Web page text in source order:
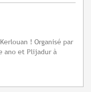
! Organisé par
ano et Plijadur à